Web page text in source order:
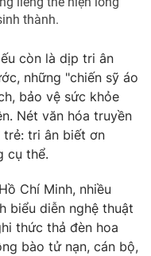
video
thao
sản
Việt
mình bằng AI
thành.
còn là dịp tri ân
những "chiến sỹ áo
bảo vệ sức khỏe
Nét văn hóa truyền
trẻ: tri ân biết ơn
cụ thể.
Chí Minh, nhiều
biểu diễn nghệ thuật
thức thả đèn hoa
bào tử nạn, cán bộ,